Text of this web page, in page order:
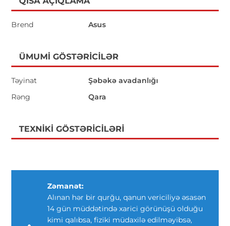
Brend Asus
ÜMUMI GÖSTƏRICILƏR
Təyinat
Şəbəkə avadanlığı
Rəng
Qara
TEXNIKI GÖSTƏRICILƏRI
Zəmanət:
Alınan hər bir qurğu, qanun vericiliyə əsasən
14 gün müddətində xarici görünüşü olduğu
kimi qalıbsa, fiziki müdaxilə edilməyibsə,